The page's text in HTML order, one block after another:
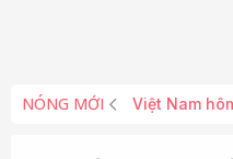
NÓNG MỚI Việt Nam